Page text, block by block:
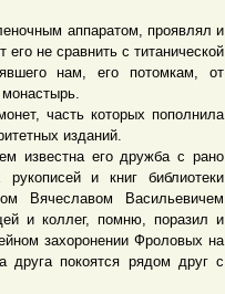
аппаратом, проявлял и
не сравнить с титанической
нам, его потомкам, от
часть которых пополнила
изданий.
его дружба с рано
и книг библиотеки
Вячеславом Васильевичем
и коллег, помню, поразил и
захоронении Фроловых на
покоятся рядом друг с